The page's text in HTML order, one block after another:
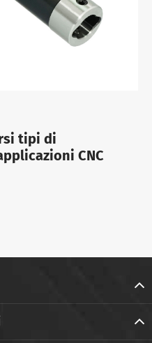
tipi di
CNC